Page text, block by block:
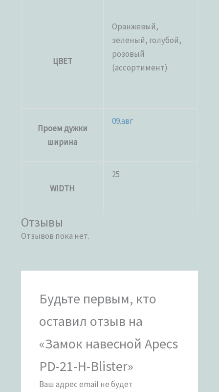
ЦВЕТ
Оранжевый,
зеленый, голубой,
розовый
(ассортимент)
Проем дужки
ширина
09.авг
WIDTH
25
Отзывы
Отзывов пока нет.
Будьте первым, кто
оставил отзыв на
«Замок навесной Apecs
PD-21-H-Blister»
Ваш адрес email не будет